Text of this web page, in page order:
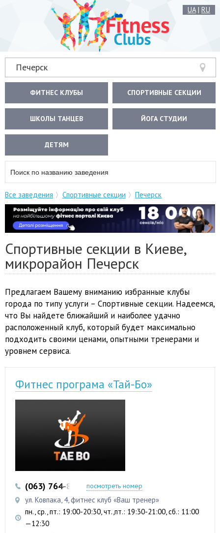
UA| RU
Печерск
ФИТНЕС КЛУБЫ СПОРТИВНЫЕ СЕКЦИИ
ШКОЛЫ ТАНЦЕВ ЙОГА СТУДИИ
ДЕТЯМ
Все заведения Спортивные секции Печерск
Спортивные секции в Киеве,
микрорайон Печерск
Предлагаем Вашему вниманию избранные клубы
города по типу услуги – Спортивные секции. Надеемся,
что Вы найдете ближайший и наиболее удачно
расположенный клуб, который будет максимально
подходить своими ценами, опытными тренерами и
уровнем сервиса.
Фитнес програма «Тай-Бо»
(063) 764-88-63 (097) 737-28-36
посмотреть номер
ул. Ковпака, 4, фитнес клуб «Ваш тренер»
пн., ср., пт.: 19:00-20:30, чт.,пт.: 19:30-21:00, сб.: 11:00
—12:30